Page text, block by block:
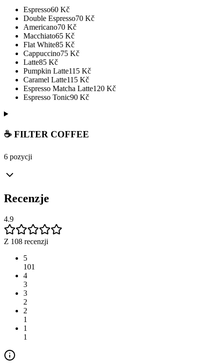
Espresso60 Kč
Double Espresso70 Kč
Americano70 Kč
Macchiato65 Kč
Flat White85 Kč
Cappuccino75 Kč
Latte85 Kč
Pumpkin Latte115 Kč
Caramel Latte115 Kč
Espresso Matcha Latte120 Kč
Espresso Tonic90 Kč
☕ FILTER COFFEE
6 pozycji
Recenzje
4.9
Z 108 recenzji
5
101
4
3
3
2
2
1
1
1